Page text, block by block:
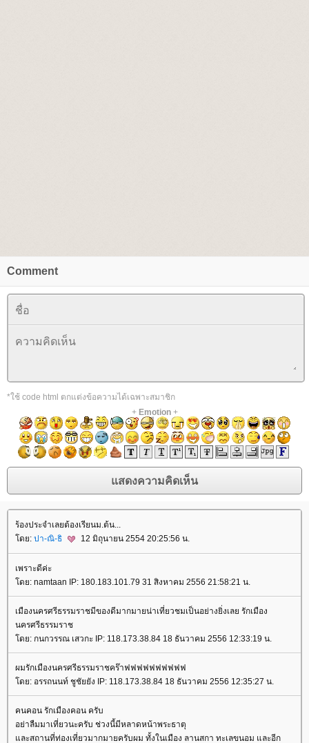
Comment
*ใช้ code html ตกแต่งข้อความได้เฉพาะสมาชิก
+ Emotion+
ร้องประจำเลยต้องเรียนม.ต้น...
ดย: ปา-ณิ-ธิ 12 มิถุนายน 2554 20:25:56 น.
เพราะดีค่ะ
ดย: namtaan IP: 180.183.101.79 31 สิงหาคม 2556 21:58:21 น.
เมืองนครศรีธรรมราชมีของดีมากมายน่าเที่ยวชมเป็นอย่างยิ่งเลย รักเมือง
นครศรีธรรมราช
ดย: กนกวรรณ เสวกะ IP: 118.173.38.84 18 ธันวาคม 2556 12:33:19 น.
ผมรักเมืองนครศรีธรรมราชคร๊าฟฟฟฟฟฟฟฟฟฟ
ดย: อรรถนนท์ ชูชัยยัง IP: 118.173.38.84 18 ธันวาคม 2556 12:35:27 น.
คนคอน รักเมืองคอน ครับ
อย่าลืมมาเที่ยวนะครับ ช่วงนี้มีหลาดหน้าพระธาตุ
ละสถานที่ท่องเที่ยวมากมายครับผม ทั้งในเมือง ลานสกา ทะเลขนอม และอีก